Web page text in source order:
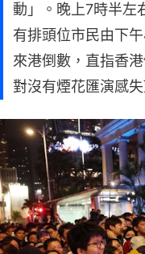
動」。晚上7時半左
有排頭位市民由下
來港倒數，直指香
對沒有煙花匯演感失